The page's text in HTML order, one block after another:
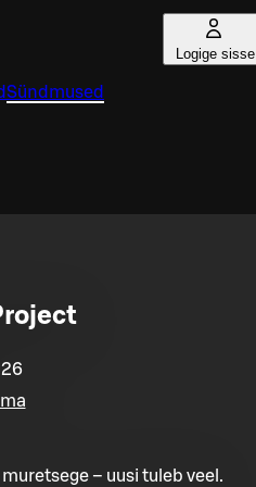
Logige sisse
Sündmused
– uusi tuleb veel.